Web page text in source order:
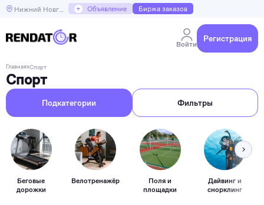
Нижний Новгород + Объявление Биржа заказов
Войти
Регистрация
Главная»Спорт
Спорт
Подкатегории Фильтры
Беговые
дорожки
Велотренажёр
Поля и
площадки
Дайвинг и
снорклинг